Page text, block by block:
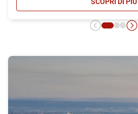
SCOPRI DI PIÙ
-